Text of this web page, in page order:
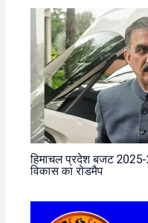
हिमाचल प्रदेश बजट
विकास का रोडमैप